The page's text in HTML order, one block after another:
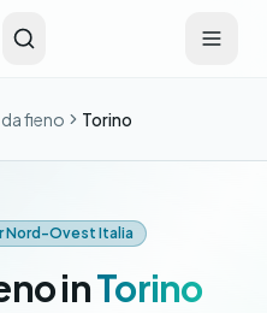
fieno Torino
Nord-Ovest Italia
inTorino